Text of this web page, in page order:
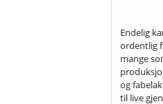
Endelig
ordentlig
mange
og
til live